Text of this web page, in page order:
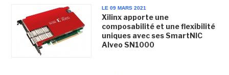
LE 09 MARS 2021
Xilinx apporte une
composabilité et une flexibilité
uniques avec ses SmartNIC
Alveo SN1000